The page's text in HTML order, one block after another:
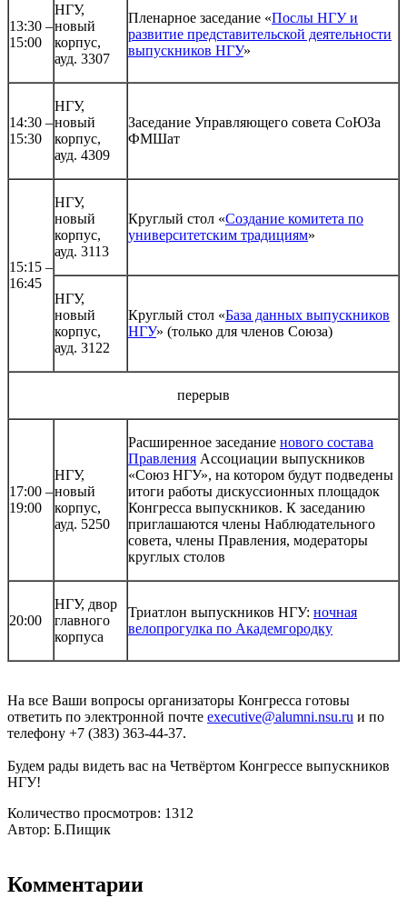
13:30 –
15:00
НГУ,
новый
корпус,
ауд. 3307
Пленарное заседание «Послы НГУ и
развитие представительской деятельности
выпускников НГУ»
14:30 –
15:30
НГУ,
новый
корпус,
ауд. 4309
Заседание Управляющего совета СоЮЗа
ФМШат
15:15 –
16:45
НГУ,
новый
корпус,
ауд. 3113
Круглый стол «Создание комитета по
университетским традициям»
НГУ,
новый
корпус,
ауд. 3122
Круглый стол «База данных выпускников
НГУ» (только для членов Союза)
перерыв
17:00 –
19:00
НГУ,
новый
корпус,
ауд. 5250
Расширенное заседание нового состава
Правления Ассоциации выпускников
«Союз НГУ», на котором будут подведены
итоги работы дискуссионных площадок
Конгресса выпускников. К заседанию
приглашаются члены Наблюдательного
совета, члены Правления, модераторы
круглых столов
20:00
НГУ, двор
главного
корпуса
Триатлон выпускников НГУ: ночная
велопрогулка по Академгородку
На все Ваши вопросы организаторы Конгресса готовы
ответить по электронной почте executive@alumni.nsu.ru и по
телефону +7 (383) 363-44-37.
Будем рады видеть вас на Четвёртом Конгрессе выпускников
НГУ!
Количество просмотров: 1312
Автор: Б.Пищик
Комментарии